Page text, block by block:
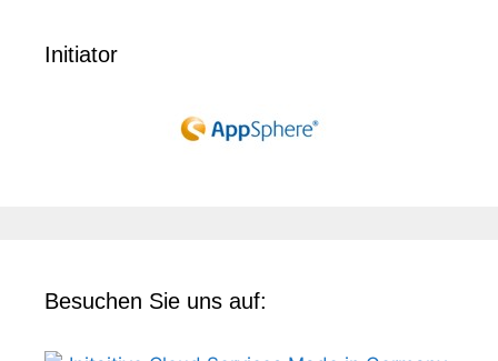
Initiator
Besuchen Sie uns auf: